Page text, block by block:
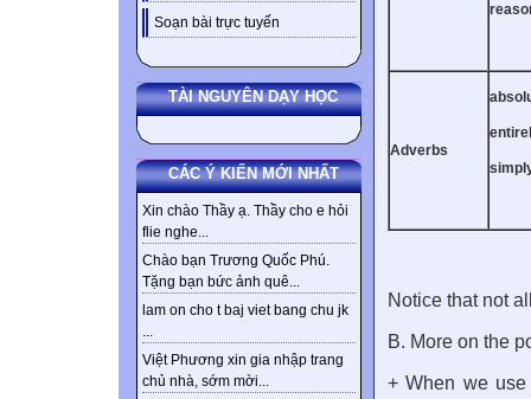
Soạn bài trực tuyến
TÀI NGUYÊN DẠY HỌC
CÁC Ý KIẾN MỚI NHẤT
Xin chào Thầy ạ. Thầy cho e hỏi
flie nghe...
Chào bạn Trương Quốc Phú.
Tặng bạn bức ảnh quê...
lam on cho t baj viet bang chu jk
...
Việt Phương xin gia nhập trang
chủ nhà, sớm mời...
Adverbs
Notice that not
B. More on the
+ When we